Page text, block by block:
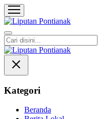
Liputan Pontianak
Berita Terkini dan TerUpdate
Kategori
Beranda